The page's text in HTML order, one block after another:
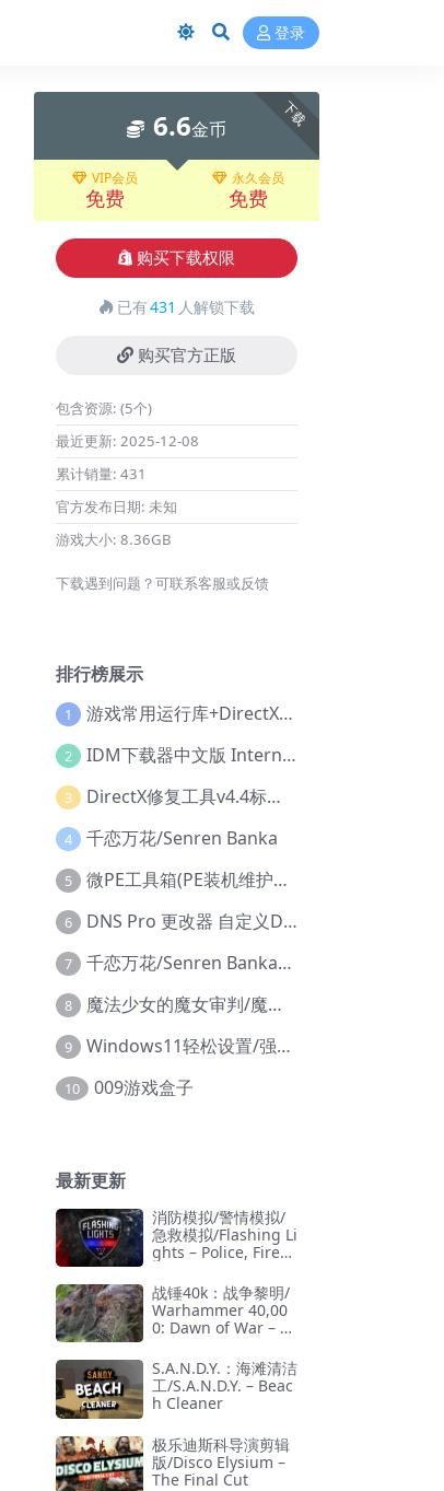
登录
下载
6.6金币
VIP会员
免费
永久会员
免费
购买下载权限
已有431 人解锁下载
购买官方正版
包含资源: (5个)
最近更新: 2025-12-08
累计销量: 431
官方发布日期: 未知
游戏大小: 8.36GB
下载遇到问题？可联系客服或反馈
排行榜展示
1 游戏常用运行库+DirectX修复增强版
2 IDM下载器中文版 Internet Download Manager v6.42.36 IDM
3 DirectX修复工具v4.4标准版+增强版+在线修复版
4 千恋万花/Senren Banka
5 微PE工具箱(PE装机维护工具) v2.3官方正式版
6 DNS Pro 更改器 自定义DNS修改
7 千恋万花/Senren Banka/安卓版
8 魔法少女的魔女审判/魔法少女ノ魔女裁判
9 Windows11轻松设置/强力禁止WD等/兼容Win10
10 009游戏盒子
最新更新
消防模拟/警情模拟/
急救模拟/Flashing Li
ghts – Police, Firefi
Services Simulator
战锤40k：战争黎明/
Warhammer 40,00
0: Dawn of War – D
S.A.N.D.Y.：海滩清洁
工/S.A.N.D.Y. – Beac
h Cleaner
极乐迪斯科导演剪辑
版/Disco Elysium –
The Final Cut